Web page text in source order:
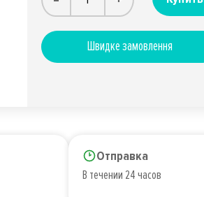
Швидке замовлення
Отправка
В течении 24 часов